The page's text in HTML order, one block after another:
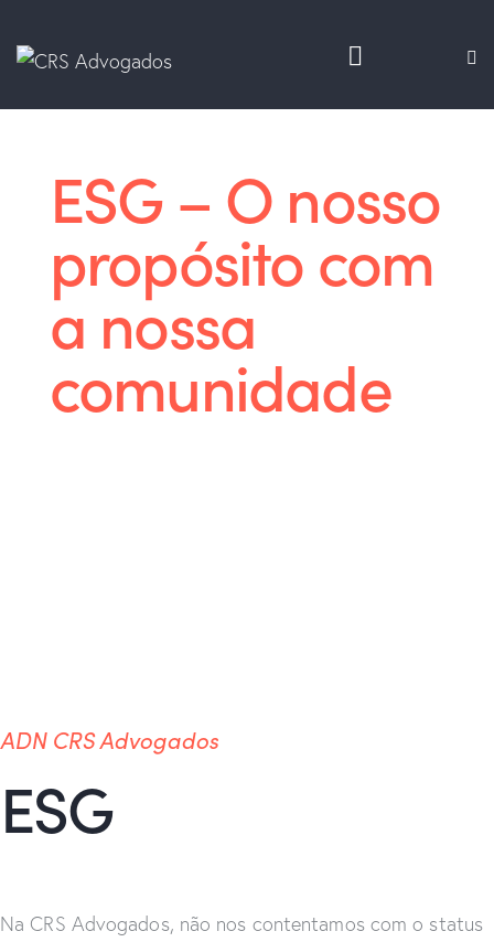
ESG – O nosso
propósito com
a nossa
comunidade
ADN CRS Advogados
ESG
Na CRS Advogados, não nos contentamos com o status